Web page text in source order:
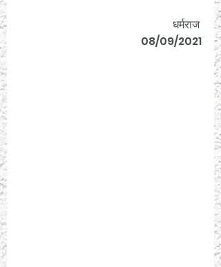
                                      धर्मराज
                                08/09/2021